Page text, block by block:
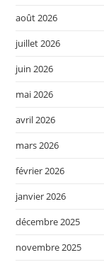
août 2026
juillet 2026
juin 2026
mai 2026
avril 2026
mars 2026
février 2026
janvier 2026
décembre 2025
novembre 2025